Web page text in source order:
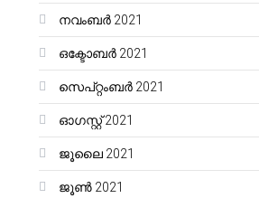
നവംബർ 2021
ഒക്ടോബർ 2021
സെപ്റ്റംബർ 2021
ഓഗസ്റ്റ്‌ 2021
ജൂലൈ 2021
ജൂൺ 2021